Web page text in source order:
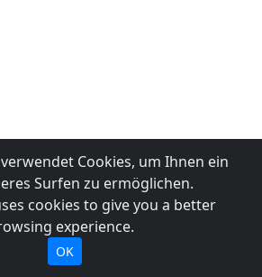
Cookies, um Ihnen ein
Surfen zu ermöglichen.
cookies to give you a better
experience.
OK